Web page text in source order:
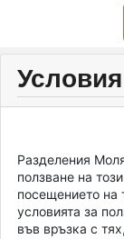
Разделения
ползване на
посещението на
условията за
във връзка с